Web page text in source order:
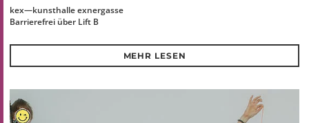
kex—kunsthalle exnergasse
Barrierefrei über Lift B
MEHR LESEN